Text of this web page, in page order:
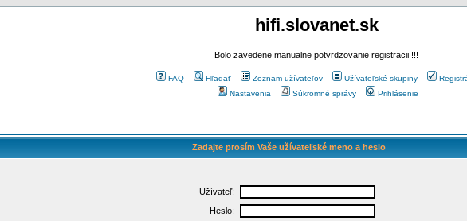
hifi.slovanet.sk
Bolo zavedene manualne potvrdzovanie registracii !!!
FAQ Hľadať Zoznam užívateľov Užívateľské skupiny
Nastavenia
Súkromné správy Prihlásenie
Zadajte prosím Vaše užívateľské meno a heslo
Užívateľ:
Heslo: